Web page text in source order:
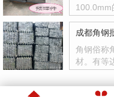
100.0mm
成都角钢
角钢俗称
材。有等